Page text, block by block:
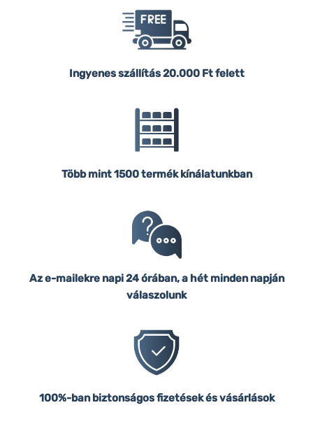
Ingyenes szállítás20.000 Ft felett
Több mint 1500 termék kínálatunkban
Az e-mailekre napi 24 órában, a hét minden napján
válaszolunk
100%-ban biztonságos fizetések és vásárlások